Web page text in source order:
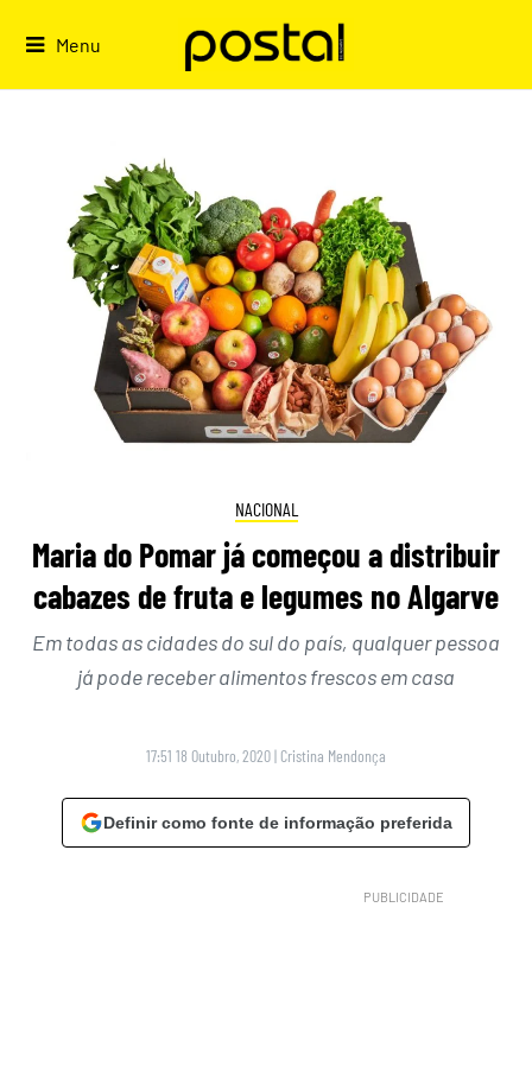
Menu
NACIONAL
Maria do Pomar já começou a distribuir
cabazes de fruta e legumes no Algarve
Em todas as cidades do sul do país, qualquer pessoa
já pode receber alimentos frescos em casa
17:51 18 Outubro, 2020| Cristina Mendonça
Definir como fonte de informação preferida